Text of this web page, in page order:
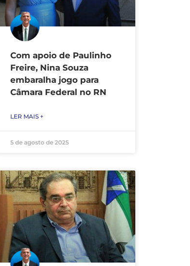
Com apoio de Paulinho
Freire, Nina Souza
embaralha jogo para
Câmara Federal no RN
LER MAIS +
5 de agosto de 2025